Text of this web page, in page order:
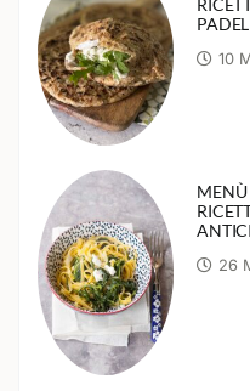
10
MENÙ
26